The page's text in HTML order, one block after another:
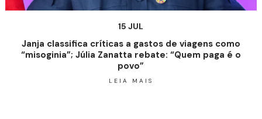
15 JUL
Janja classifica críticas a gastos de viagens como
“misoginia”; Júlia Zanatta rebate: “Quem paga é o
povo”
LEIA MAIS